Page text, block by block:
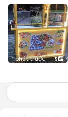
1 phút trước 5